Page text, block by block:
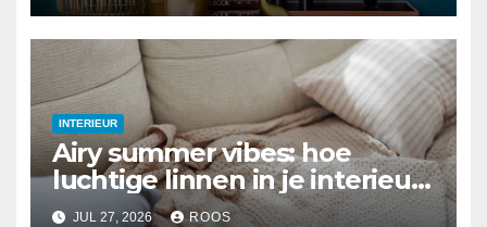
INTERIEUR
Airy summer vibes: hoe
luchtige linnen in je interieur
te integreren
JUL 27, 2026 ROOS